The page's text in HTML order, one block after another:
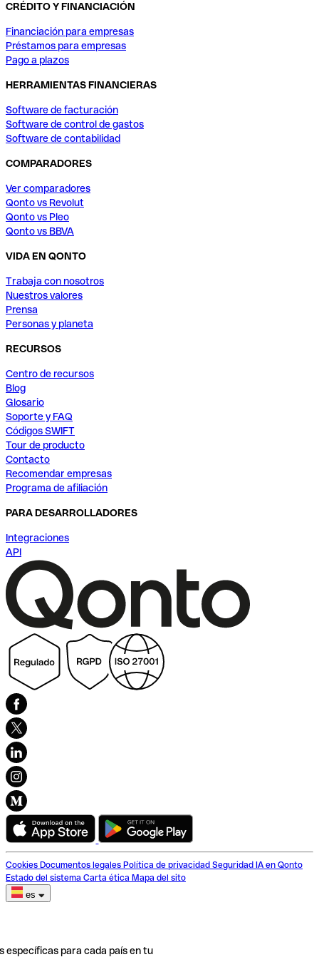
CRÉDITO Y FINANCIACIÓN
Financiación para empresas
Préstamos para empresas
Pago a plazos
HERRAMIENTAS FINANCIERAS
Software de facturación
Software de control de gastos
Software de contabilidad
COMPARADORES
Ver comparadores
Qonto vs Revolut
Qonto vs Pleo
Qonto vs BBVA
VIDA EN QONTO
Trabaja con nosotros
Nuestros valores
Prensa
Personas y planeta
RECURSOS
Centro de recursos
Blog
Glosario
Soporte y FAQ
Códigos SWIFT
Tour de producto
Contacto
Recomendar empresas
Programa de afiliación
PARA DESARROLLADORES
Integraciones
API
Cookies Documentos legales Política de privacidad Seguridad IA en Qonto
Estado del sistema Carta ética Mapa del sito
es
específicas para cada país en tu